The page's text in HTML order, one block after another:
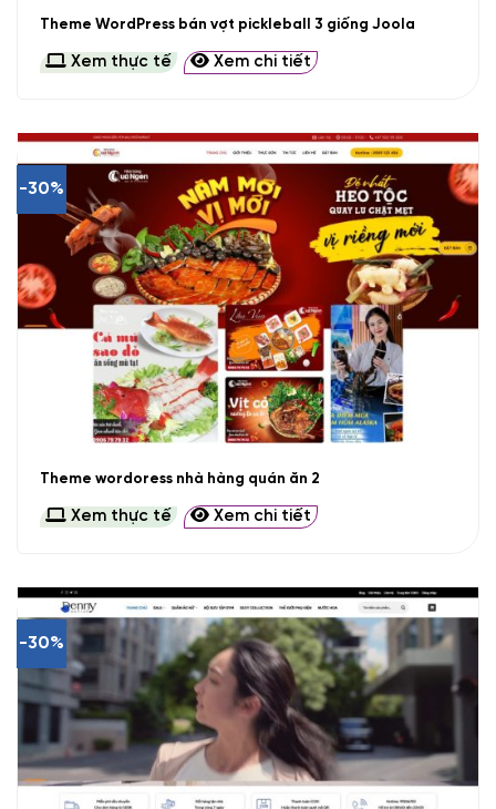
Theme WordPress bán vợt pickleball 3 giống Joola
Xem thực tế Xem chi tiết
-30%
Theme wordoress nhà hàng quán ăn 2
Xem thực tế Xem chi tiết
-30%